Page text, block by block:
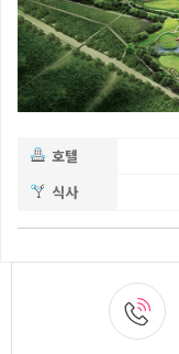
호텔
식사